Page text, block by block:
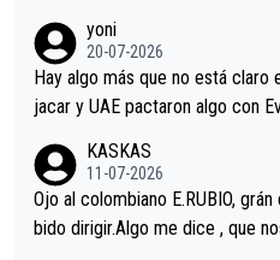
permaneció pegado a su rueda.
a que era capaz de controlar el
yoni
20-07-2026
Hay algo más que no está claro
jacar y UAE pactaron algo con
i sin pedalear, luego está el
mano de una manera muy
es en el hombro con que
KASKAS
11-07-2026
Ojo al colombiano E.RUBIO,
bido dirigir.Algo me